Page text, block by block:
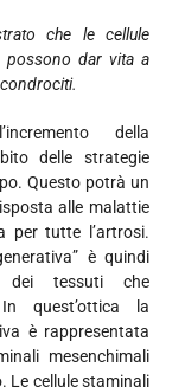
che le cellule
possono dar vita a
della
delle strategie
Questo potrà un
alle malattie
per tutte l’artrosi.
è quindi
dei tessuti che
quest’ottica la
è rappresentata
mesenchimali
Le cellule staminali